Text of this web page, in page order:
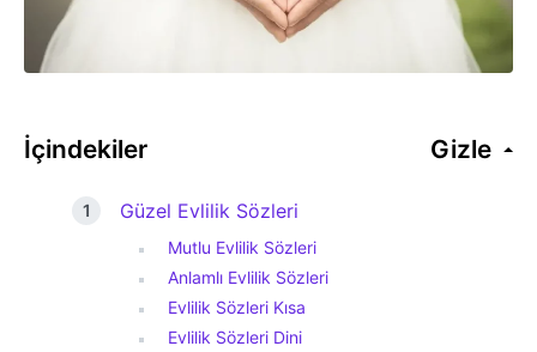
İçindekiler Gizle
Güzel Evlilik Sözleri
Mutlu Evlilik Sözleri
Anlamlı Evlilik Sözleri
Evlilik Sözleri Kısa
Evlilik Sözleri Dini